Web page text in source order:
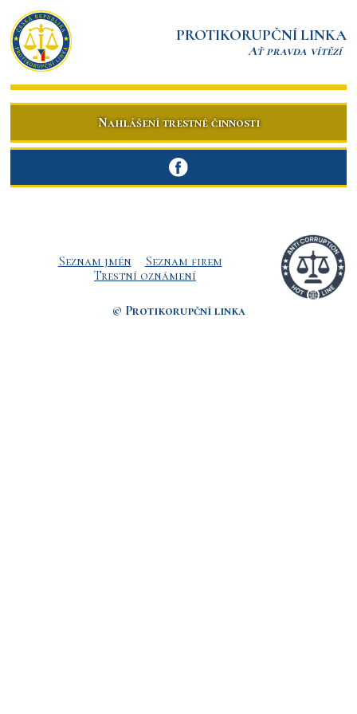
PROTIKORUPČNÍ LINKA
Ať pravda vítězí
Nahlášení trestné činnosti
Seznam jmén
Seznam firem
Trestní oznámení
© Protikorupční linka